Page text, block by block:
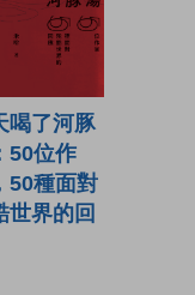
喝了河豚
50位作
50種面對
世界的回